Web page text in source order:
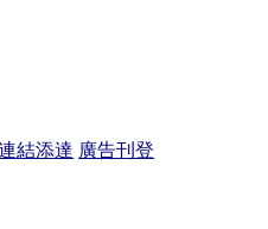
結添達 廣告刊登